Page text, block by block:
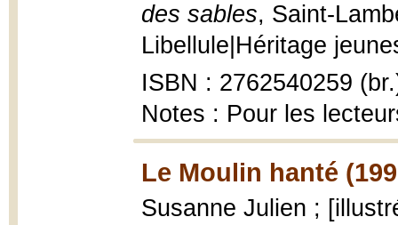
des sables, Saint-
Libellule|Héritage
ISBN : 2762540259
Notes : Pour les
Le Moulin hanté
Susanne Julien ;